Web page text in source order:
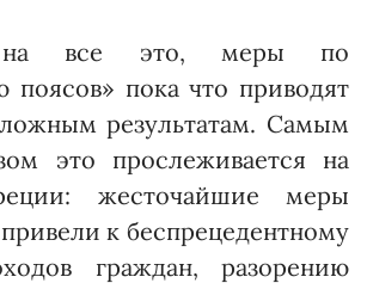
на все это, меры по
поясов» пока что приводят
результатам. Самым
это прослеживается на
жесточайшие меры
к беспрецедентному
граждан, разорению